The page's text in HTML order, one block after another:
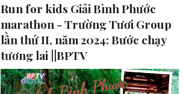
Run for kids Giải Bình Phước
marathon - Trường Tươi Group
lần thứ II, năm 2024: Bước chạy
tương lai ||BPTV